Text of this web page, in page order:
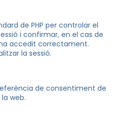
de PHP per controlar el
i confirmar, en el cas de
accedit correctament.
la sessió.
de consentiment de
web.